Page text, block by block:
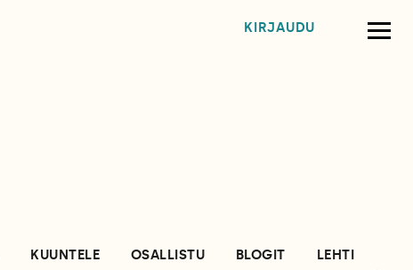
KIRJAUDU
KUUNTELE OSALLISTU BLOGIT
LEHTI